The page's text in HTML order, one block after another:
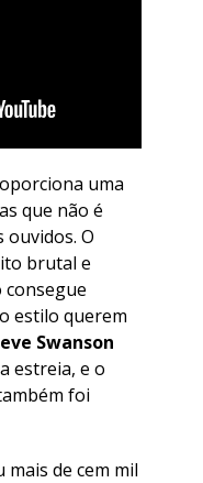
uma
que não é
ouvidos. O
brutal e
estilo querem
Swanson
estreia, e o
foi
mais de cem mil